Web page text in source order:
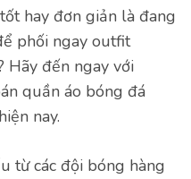
hay đơn giản là đang
phối ngay outfit
Hãy đến ngay với
quần áo bóng đá
nay.
từ các đội bóng hàng